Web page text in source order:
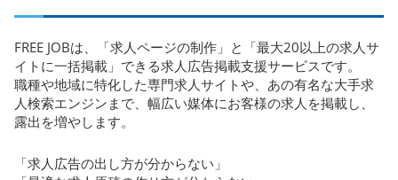
FREE JOBは、「求人ページの制作」と「最大20以上の求人サ
イトに一括掲載」できる求人広告掲載支援サービスです。
職種や地域に特化した専門求人サイトや、あの有名な大手求
人検索エンジンまで、幅広い媒体にお客様の求人を掲載し、
露出を増やします。
「求人広告の出し方が分からない」